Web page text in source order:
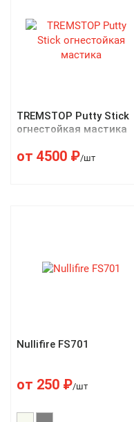
TREMSTOP Putty Stick
огнестойкая мастика
от 4500 ₽/шт
Nullifire FS701
от 250 ₽/шт